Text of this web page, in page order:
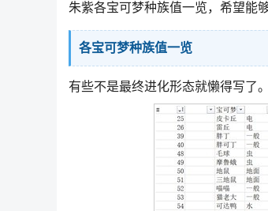
朱紫各宝可梦种族值一览，希望能
各宝可梦种族值一览
有些不是最终进化形态就懒得写了